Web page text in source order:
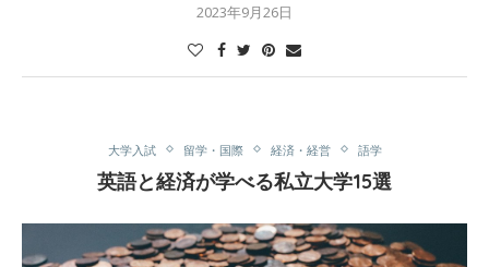
2023年9月26日
大学入試 留学・国際 経済・経営 語学
英語と経済が学べる私立大学15選